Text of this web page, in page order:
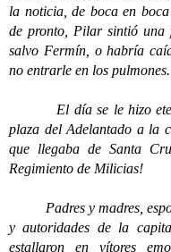
la noticia, de boca en
de pronto, Pilar sintió una
salvo Fermín, o habría
no entrarle en los pulmones.
El día se le hizo
plaza del Adelantado a la
que llegaba de Santa
Regimiento de Milicias!
Padres y madres,
y autoridades de la
estallaron en vítores